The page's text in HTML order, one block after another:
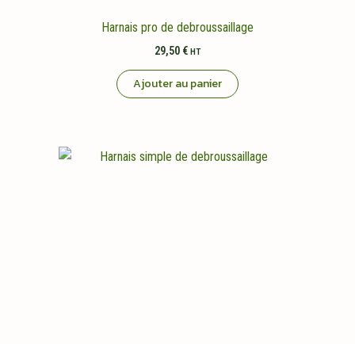
Harnais pro de debroussaillage
29,50 € HT
Ajouter au panier